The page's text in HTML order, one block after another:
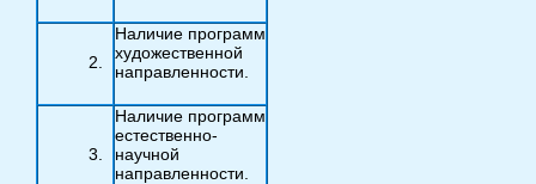
Наличие программ
художественной
направленности.
Наличие программ
естественно-
научной
направленности.